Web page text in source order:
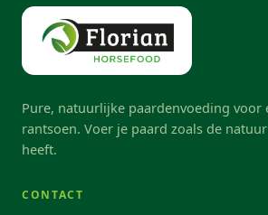
Pure, natuurlijke paardenvoeding voor
rantsoen. Voer je paard zoals de
heeft.
CONTACT